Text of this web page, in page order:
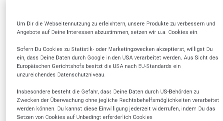
Versorgungsunterneh
men, Wasser- &
Energieversorger
Zahnärztliche
Dienstleistungen
Um Dir die Webseitennutzung zu erleichtern, unsere Produkte zu verbessern und
Angebote auf Deine Interessen abzustimmen, setzen wir u.a. Cookies ein.
Sofern Du Cookies zu Statistik- oder Marketingzwecken akzeptierst, willigst Du
ein, dass Deine Daten durch Google in den USA verarbeitet werden. Aus Sicht des
Europäischen Gerichtshofs besitzt die USA nach EU-Standards ein
unzureichendes Datenschutzniveau.
Insbesondere besteht die Gefahr, dass Deine Daten durch US-Behörden zu
Zwecken der Überwachung ohne jegliche Rechtsbehelfsmöglichkeiten verarbeitet
werden können. Du kannst diese Einwilligung jederzeit widerrufen, indem Du das
Setzen von Cookies auf Unbedingt erforderlich Cookies